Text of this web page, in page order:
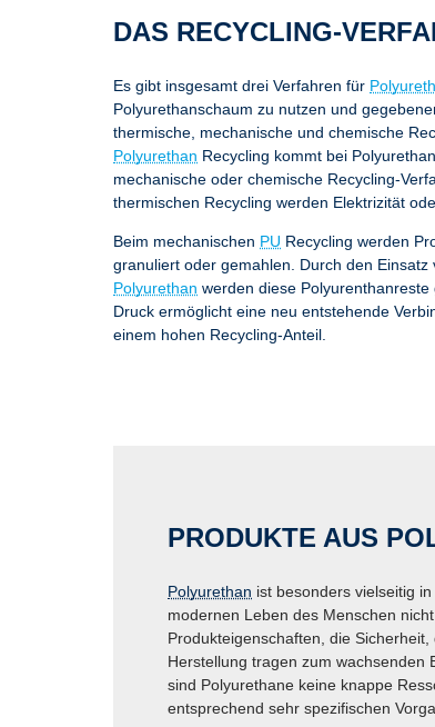
DAS RECYCLING-
Es gibt insgesamt drei Verfahren für
Polyurethanschaum zu nutzen und
thermische, mechanische und chemische
Polyurethan Recycling kommt bei
mechanische oder chemische Recycling-
thermischen Recycling werden Elektrizität
Beim mechanischen PU Recycling werden
granuliert oder gemahlen. Durch den
Polyurethan werden diese
Druck ermöglicht eine neu entstehende
einem hohen Recycling-Anteil.
PRODUKTE AUS
Polyurethan ist besonders vielseitig
modernen Leben des Menschen
Produkteigenschaften, die
Herstellung tragen zum wachsenden
sind Polyurethane keine knappe
entsprechend sehr spezifischen